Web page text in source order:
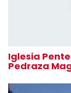
Iglesia
Pedraza